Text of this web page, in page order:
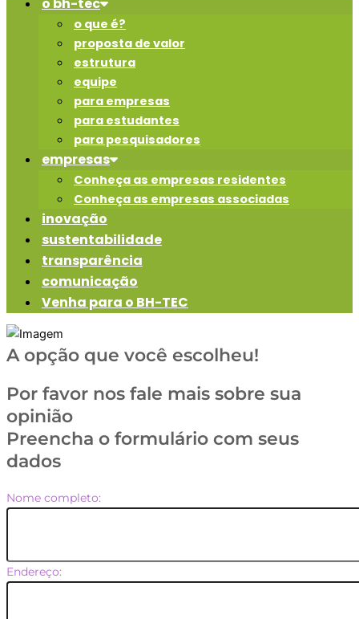
o que é?
proposta de valor
estrutura
equipe
para empresas
para estudantes
para pesquisadores
empresas
Conheça as empresas residentes
Conheça as empresas associadas
inovação
sustentabilidade
transparência
comunicação
Venha para o BH-TEC
A opção que você escolheu!
Por favor nos fale mais sobre sua
opinião
Preencha o formulário com seus
dados
Nome completo:
Endereço: